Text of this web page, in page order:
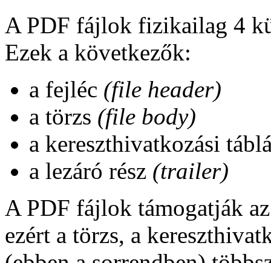
A PDF fájlok fizikailag 4
Ezek a következők:
a fejléc (file header)
a törzs (file body)
a kereszthivatkozási
a lezáró rész (trailer)
A PDF fájlok támogatják
ezért a törzs, a